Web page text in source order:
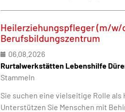
Heilerziehungspfleger (m/w/
Berufsbildungszentrum
06.08.2026
Rurtalwerkstätten Lebenshilfe
Stammeln
Sie suchen eine vielseitige Rolle
Unterstützen Sie Menschen mit